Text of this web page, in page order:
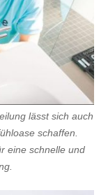
lässt sich auch
schaffen.
eine schnelle und